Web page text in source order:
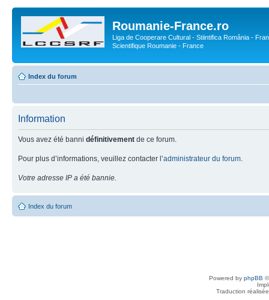
Roumanie-France.ro
Liga de Cooperare Cultural - Stiintifica România -
Scientifique Roumanie - France
Index du forum
Information
Vous avez été banni définitivement de ce forum.
Pour plus d’informations, veuillez contacter l’administrateur du forum
Votre adresse IP a été bannie.
Index du forum
Powered by phpBB
Traduction